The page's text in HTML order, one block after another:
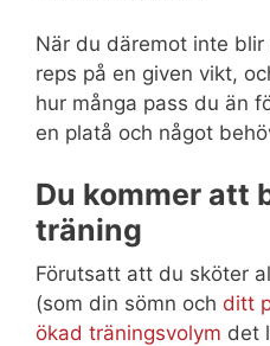
När du däremot inte
reps på en given vikt,
hur många pass du än
en platå och något
Du kommer att
träning
Förutsatt att du sköter
(som din sömn och ditt
ökad träningsvolym det